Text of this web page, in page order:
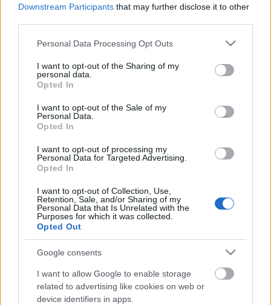
Downstream Participants that may further disclose it to other
Please note that this website/app uses one or more Google
not limited to your visit or usage behaviour. You may click to
grant or deny consent to Google and its third-party tags to
use your data for below specified purposes in below Google
consent section.
Personal Data Processing Opt Outs
I want to opt-out of the Sharing of my
personal data.
Opted In
I want to opt-out of the Sale of my
Personal Data.
Opted In
I want to opt-out of processing my
Personal Data for Targeted Advertising.
Opted In
I want to opt-out of Collection, Use,
Retention, Sale, and/or Sharing of my
Personal Data that Is Unrelated with the
Purposes for which it was collected.
Opted Out
Google consents
I want to allow Google to enable storage
related to advertising like cookies on web or
device identifiers in apps.
komplex színházi nevelési program 15-16 éveseknek a
családi kapcsolatokról és az idősek helyzetéről
társadalmunkban
Anya:Sereglei András
Mariska, Szászné, Kati, Kislányom:
Öcsi, Kisfiam:
Bori Viktor
Nyomozó, Nagyfiam:Takács Gábor
Kivitelező:Dankó Ferenc
Rendező, dramaturg:Tóth Miklós
Technika:Pintér István
Programvezető:Takács Gábor
A színházi előadás
című vígjátéka alapján készült.
A program kb. 210 perc hosszú.